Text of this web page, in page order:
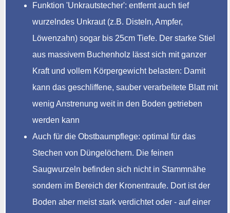
Funktion 'Unkrautstecher': entfernt auch tief
wurzelndes Unkraut (z.B. Disteln, Ampfer,
Löwenzahn) sogar bis 25cm Tiefe. Der starke Stiel
aus massivem Buchenholz lässt sich mit ganzer
Kraft und vollem Körpergewicht belasten: Damit
kann das geschliffene, sauber verarbeitete Blatt mit
wenig Anstrenung weit in den Boden getrieben
werden kann
Auch für die Obstbaumpflege: optimal für das
Stechen von Düngelöchern. Die feinen
Saugwurzeln befinden sich nicht in Stammnähe
sondern im Bereich der Kronentraufe. Dort ist der
Boden aber meist stark verdichtet oder - auf einer